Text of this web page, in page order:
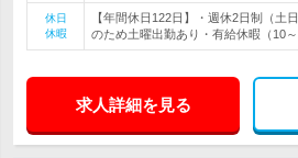
休日
休暇
【年間休日122日】・週休2日制（土
のため土曜出勤あり・有給休暇（10
求人詳細を見る